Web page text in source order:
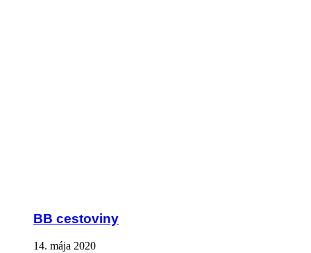
BB cestoviny
14. mája 2020